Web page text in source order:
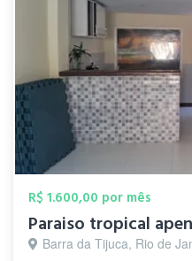
R$ 1.600,00 por mês
Paraiso tropical
Barra da Tijuca, Rio de